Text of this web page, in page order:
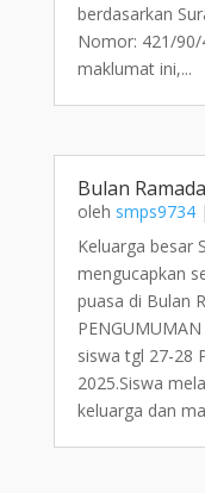
berdasarkan
Nomor: 421/90/
maklumat ini,...
Bulan
oleh smps9734|
Keluarga besar
mengucapkan
puasa di Bulan
siswa tgl 27-28
2025.Siswa
keluarga dan